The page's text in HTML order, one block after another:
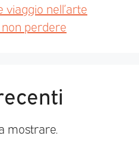
nell’arte
non perdere
mostrare.